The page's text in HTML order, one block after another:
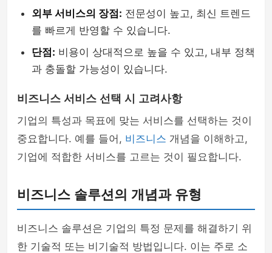
외부 서비스의 장점: 전문성이 높고, 최신 트렌드
를 빠르게 반영할 수 있습니다.
단점: 비용이 상대적으로 높을 수 있고, 내부 정책
과 충돌할 가능성이 있습니다.
비즈니스 서비스 선택 시 고려사항
기업의 특성과 목표에 맞는 서비스를 선택하는 것이
중요합니다. 예를 들어, 비즈니스 개념을 이해하고,
기업에 적합한 서비스를 고르는 것이 필요합니다.
비즈니스 솔루션의 개념과 유형
비즈니스 솔루션은 기업의 특정 문제를 해결하기 위
한 기술적 또는 비기술적 방법입니다. 이는 주로 소